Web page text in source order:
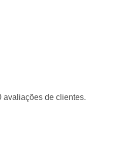
avaliações de clientes.